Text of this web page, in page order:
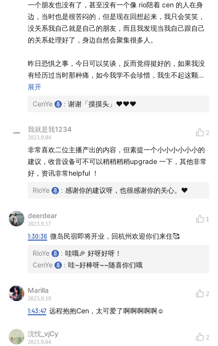
雨天的静安寺 by Rio
一个朋友也没有了，甚至没有一个像 rio陪着 cen 的人在身
边，当时也是很苦闷的，但是现在回想起来，我只会笑笑，
没关系我自己就是自己的朋友，而且我发现当我自己跟自己
的关系处理好了，身边自然会聚集很多人。
昨日恐惧之事，今日可以笑谈，反而觉得挺好的，如果我没
有经历过当时那种痛，如今我学不会珍惜，我生不起这颗
心，再好的东西我都糟蹋。那不如我早点吃这个亏，跌倒了
进。想喝酒的时候还是会允许自己喝一杯的哈哈哈哈，反倒
是觉得佛法给了我们很多自由，也不必自责，凡事有度就
好，喝酒的时候我也可以专注在喝酒上。(⌐■_■)ﾉ🍺
啊！
cen 的小厨房构想很可爱(๑•.•๑)
感恩所有❤️🙏
展开
CenYe : 谢谢「摸摸头」❤️❤️❤️
我就是我1234
2023.9.04
2
非常喜欢二位主播产出的内容，但素提一个小小小小小小的
建议，收音设备可不可以稍稍稍稍upgrade 一下，其他非常
好，资讯非常helpful ！
RioYe : 感谢你的建议呀，也很感谢你的关心。❤️
deerdear
2023.9.17
1
1:30:36 微岛民宿即将开业，回杭州欢迎你们来住🥰
RioYe : 哇哦🎉 好呀好呀！
CenYe
: 哇~好棒呀~~随喜你们哦
Marilla
2023.9.19
2
1:43:47 远程抱抱Cen，太可爱了啊啊啊啊啊☺️
沈忱_vjCy
2023.9.04
2